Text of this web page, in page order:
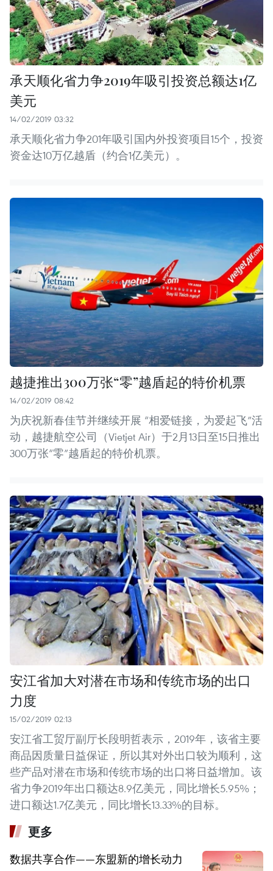
承天顺化省力争2019年吸引投资总额达1亿
美元
14/02/2019 03:32
承天顺化省力争201年吸引国内外投资项目15个，投资
资金达10万亿越盾（约合1亿美元）。
越捷推出300万张“零”越盾起的特价机票
14/02/2019 08:42
为庆祝新春佳节并继续开展 “相爱链接，为爱起飞”活
动，越捷航空公司（Vietjet Air）于2月13日至15日推出
300万张“零”越盾起的特价机票。
安江省加大对潜在市场和传统市场的出口
力度
15/02/2019 02:13
安江省工贸厅副厅长段明哲表示，2019年，该省主要
商品因质量日益保证，所以其对外出口较为顺利，这
些产品对潜在市场和传统市场的出口将日益增加。该
省力争2019年出口额达8.9亿美元，同比增长5.95%；
进口额达1.7亿美元，同比增长13.33%的目标。
更多
数据共享合作——东盟新的增长动力